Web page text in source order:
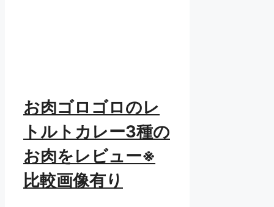
お肉ゴロゴロのレ
トルトカレー3種の
お肉をレビュー※
比較画像有り